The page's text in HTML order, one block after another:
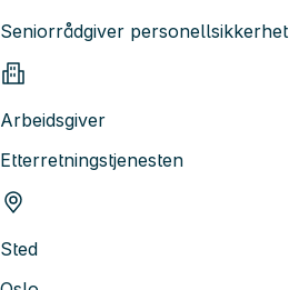
Seniorrådgiver personellsikkerhet
Arbeidsgiver
Etterretningstjenesten
Sted